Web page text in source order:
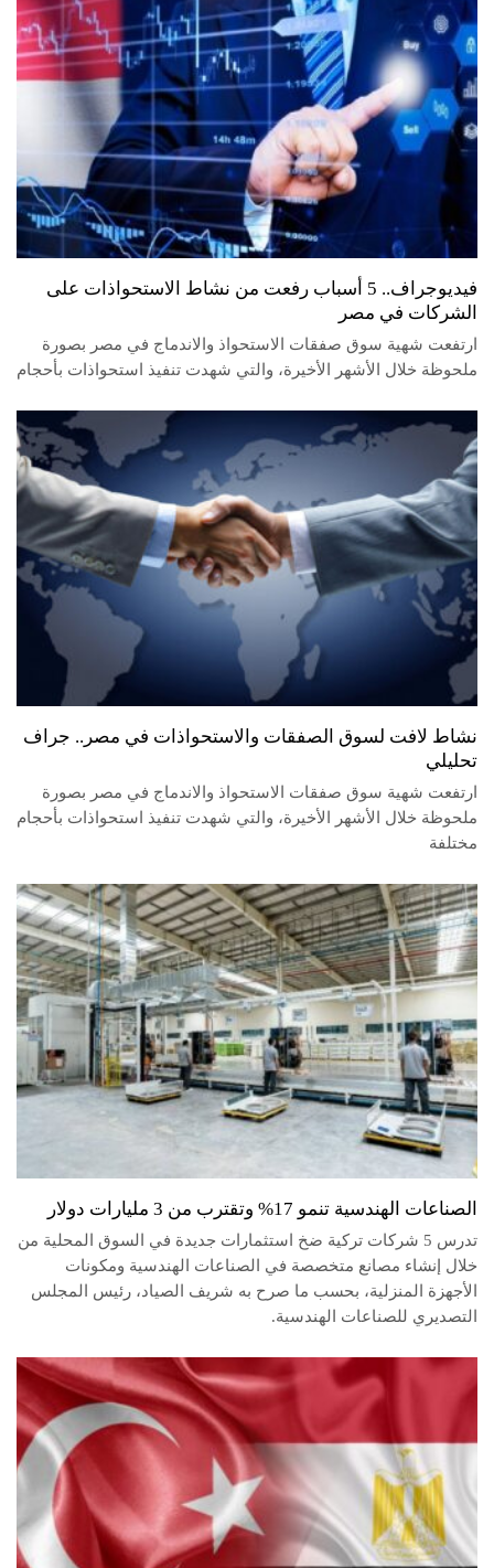
فيديوجراف.. 5 أسباب رفعت من نشاط الاستحواذات على
الشركات في مصر
ارتفعت شهية سوق صفقات الاستحواذ والاندماج في مصر بصورة
ملحوظة خلال الأشهر الأخيرة، والتي شهدت تنفيذ استحواذات بأحجام
نشاط لافت لسوق الصفقات والاستحواذات في مصر.. جراف
تحليلي
ارتفعت شهية سوق صفقات الاستحواذ والاندماج في مصر بصورة
ملحوظة خلال الأشهر الأخيرة، والتي شهدت تنفيذ استحواذات بأحجام
مختلفة
الصناعات الهندسية تنمو 17% وتقترب من 3 مليارات دولار
تدرس 5 شركات تركية ضخ استثمارات جديدة في السوق المحلية من
خلال إنشاء مصانع متخصصة في الصناعات الهندسية ومكونات
الأجهزة المنزلية، بحسب ما صرح به شريف الصياد، رئيس المجلس
التصديري للصناعات الهندسية.